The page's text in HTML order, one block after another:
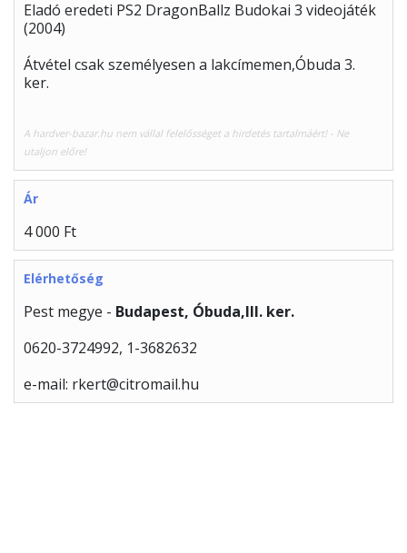
Eladó eredeti PS2 DragonBallz Budokai 3 videojáték
(2004)
Átvétel csak személyesen a lakcímemen,Óbuda 3.
ker.
A hardver-bazar.hu nem vállal felelősséget a hirdetés tartalmáért! - Ne
utaljon előre!
Ár
4 000 Ft
Elérhetőség
Pest megye - Budapest, Óbuda,III. ker.
0620-3724992, 1-3682632
e-mail: rkert@citromail.hu